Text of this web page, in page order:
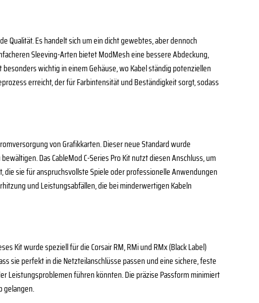
Qualität. Es handelt sich um ein dicht gewebtes, aber dennoch
Sleeving-Arten bietet ModMesh eine bessere Abdeckung,
wichtig in einem Gehäuse, wo Kabel ständig potenziellen
erreicht, der für Farbintensität und Beständigkeit sorgt, sodass
von Grafikkarten. Dieser neue Standard wurde
Das CableMod C-Series Pro Kit nutzt diesen Anschluss, um
sie für anspruchsvollste Spiele oder professionelle Anwendungen
und Leistungsabfällen, die bei minderwertigen Kabeln
Kit wurde speziell für die Corsair RM, RMi und RMx (Black Label)
sie perfekt in die Netzteilanschlüsse passen und eine sichere, feste
Leistungsproblemen führen könnten. Die präzise Passform minimiert
gelangen.